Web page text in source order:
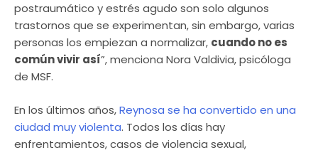
postraumático y estrés agudo son solo algunos
trastornos que se experimentan, sin embargo, varias
personas los empiezan a normalizar, cuando no es
común vivir así”, menciona Nora Valdivia, psicóloga
de MSF.
En los últimos años,Reynosa se ha convertido en una
ciudad muy violenta. Todos los días hay
enfrentamientos, casos de violencia sexual,